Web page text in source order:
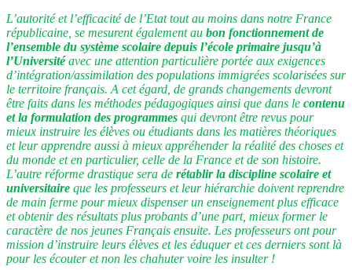
L’autorité et l’efficacité de l’Etat tout au moins dans notre France
républicaine, se mesurent également au bon fonctionnement de
l’ensemble du système scolaire depuis l’école primaire jusqu’à
l’Universitéavec une attention particulière portée aux exigences
d’intégration/assimilation des populations immigrées scolarisées sur
le territoire français. A cet égard, de grands changements devront
être faits dans les méthodes pédagogiques ainsi que dans le contenu
et la formulation des programmes qui devront être revus pour
mieux instruire les élèves ou étudiants dans les matières théoriques
et leur apprendre aussi à mieux appréhender la réalité des choses et
du monde et en particulier, celle de la France et de son histoire.
L’autre réforme drastique sera de rétablir la discipline scolaire et
universitaire que les professeurs et leur hiérarchie doivent reprendre
de main ferme pour mieux dispenser un enseignement plus efficace
et obtenir des résultats plus probants d’une part, mieux former le
caractère de nos jeunes Français ensuite. Les professeurs ont pour
mission d’instruire leurs élèves et les éduquer et ces derniers sont là
pour les écouter et non les chahuter voire les insulter !